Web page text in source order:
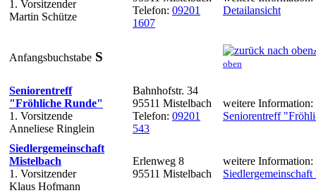
1. Vorsitzender
Martin Schütze
Telefon: 09201
1607
Detailansicht
Anfangsbuchstabe S
oben
Seniorentreff
"Fröhliche Runde"
1. Vorsitzende
Anneliese Ringlein
Bahnhofstr. 34
95511 Mistelbach
Telefon: 09201
543
weitere Information:
Seniorentreff
Siedlergemeinschaft
Mistelbach
1. Vorsitzender
Klaus Hofmann
Erlenweg 8
95511 Mistelbach
weitere Information: